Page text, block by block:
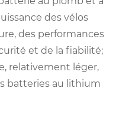
des vélos
des performances
et de la fiabilité;
relativement léger,
batteries au lithium